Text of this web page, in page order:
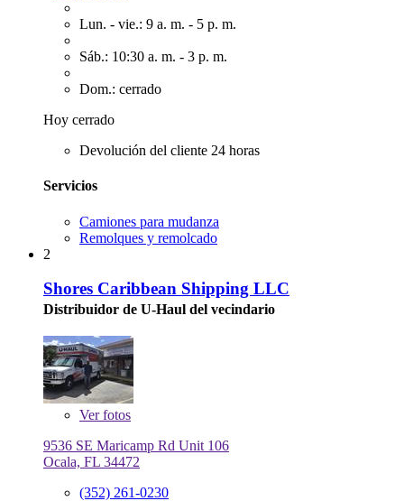
Lun. - vie.: 9 a. m. - 5 p. m.
Sáb.: 10:30 a. m. - 3 p. m.
Dom.: cerrado
Hoy cerrado
Devolución del cliente 24 horas
Servicios
Camiones para mudanza
Remolques y remolcado
2
Shores Caribbean Shipping LLC
Distribuidor de U-Haul del vecindario
Verfotos
9536 SE Maricamp Rd Unit 106
Ocala, FL 34472
(352) 261-0230